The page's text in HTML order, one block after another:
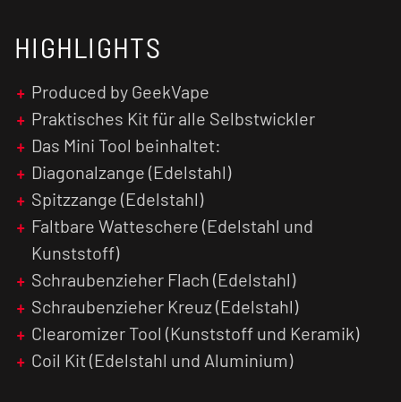
HIGHLIGHTS
Produced by GeekVape
Praktisches Kit für alle Selbstwickler
Das Mini Tool beinhaltet:
Diagonalzange (Edelstahl)
Spitzzange (Edelstahl)
Faltbare Watteschere (Edelstahl und
Kunststoff)
Schraubenzieher Flach (Edelstahl)
Schraubenzieher Kreuz (Edelstahl)
Clearomizer Tool (Kunststoff und Keramik)
Coil Kit (Edelstahl und Aluminium)